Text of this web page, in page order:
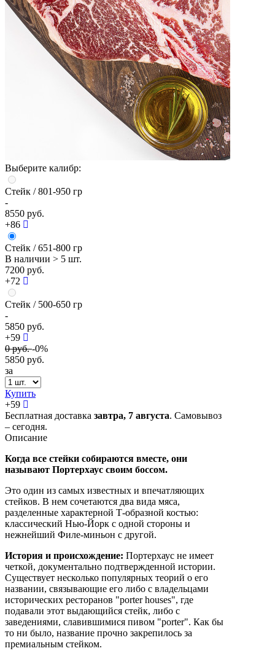
Выберите калибр:
Стейк / 801-950 гр
-
8550 руб.
+86
Стейк / 651-800 гр
В наличии > 5 шт.
7200 руб.
+72
Стейк / 500-650 гр
-
5850 руб.
+59
0руб.-0%
5850 руб.
за
Купить
+59
Бесплатная доставка завтра, 7 августа. Самовывоз
– сегодня.
Описание
Когда все стейки собираются вместе, они
называют Портерхаус своим боссом.
Это один из самых известных и впечатляющих
стейков. В нем сочетаются два вида мяса,
разделенные характерной Т-образной костью:
классический Нью-Йорк с одной стороны и
нежнейший Филе-миньон с другой.
История и происхождение: Портерхаус не имеет
четкой, документально подтвержденной истории.
Существует несколько популярных теорий о его
названии, связывающие его либо с владельцами
исторических ресторанов "porter houses", где
подавали этот выдающийся стейк, либо с
заведениями, славившимися пивом "porter". Как бы
то ни было, название прочно закрепилось за
премиальным стейком.